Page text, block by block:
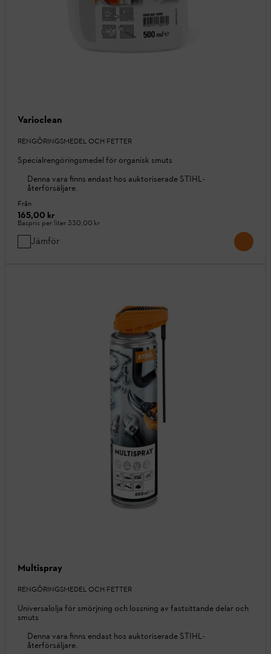
Varioclean
RENGÖRINGSMEDEL OCH FETTER
Specialrengöringsmedel för organisk smuts
Denna vara finns endast hos auktoriserade STIHL-
återförsäljare.
Från
165,00 kr
Baspris per liter330,00 kr
Jämför
Multispray
RENGÖRINGSMEDEL OCH FETTER
Universalolja för smörjning och lossning av fastsittande delar och
smuts
Denna vara finns endast hos auktoriserade STIHL-
återförsäljare.